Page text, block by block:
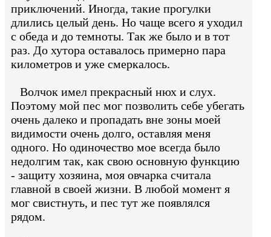
приключений. Иногда, такие прогулки
длились целый день. Но чаще всего я уходил
с обеда и до темноты. Так же было и в тот
раз. До хутора оставалось примерно пара
километров и уже смеркалось.
Волчок имел прекрасный нюх и слух.
Поэтому мой пес мог позволить себе убегать
очень далеко и пропадать вне зоны моей
видимости очень долго, оставляя меня
одного. Но одиночество мое всегда было
недолгим так, как свою основную функцию
- защиту хозяина, моя овчарка считала
главной в своей жизни. В любой момент я
мог свистнуть, и пес тут же появлялся
рядом.